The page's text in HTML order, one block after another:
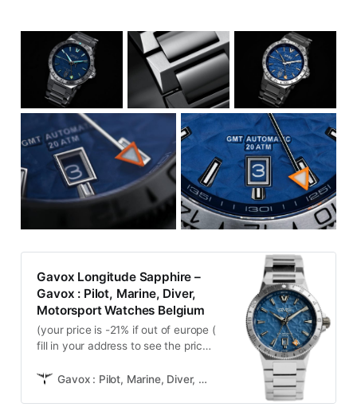
Gavox Longitude Sapphire –
Gavox : Pilot, Marine, Diver,
Motorsport Watches Belgium
(your price is -21% if out of europe (
fill in your address to see the price
exploration with Gavox LongitudeGavox : Pilot, Marine, Diver, Motorsport Watches Belgium